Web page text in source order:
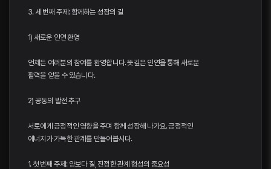
3. 세 번째 주제: 함께하는 성장의 길
1) 새로운 인연 환영
언제든 여러분의 참여를 환영합니다. 뜻깊은 인연을 통해 새로운
활력을 얻을 수 있습니다.
2) 공동의 발전 추구
서로에게 긍정적인 영향을 주며 함께 성장해 나가요. 긍정적인
에너지가 가득한 관계를 만들어봅시다.
1. 첫 번째 주제: 양보다 질, 진정한 관계 형성의 중요성